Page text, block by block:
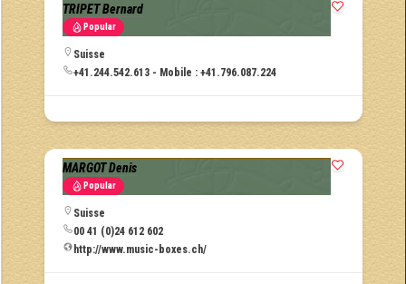
TRIPET Bernard
Popular
Suisse
+41.244.542.613 - Mobile : +41.796.087.224
MARGOT Denis
Popular
Suisse
00 41 (0)24 612 602
http://www.music-boxes.ch/